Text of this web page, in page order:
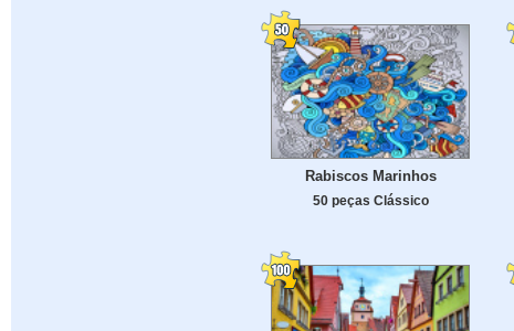
Rabiscos Marinhos
50 peças Clássico